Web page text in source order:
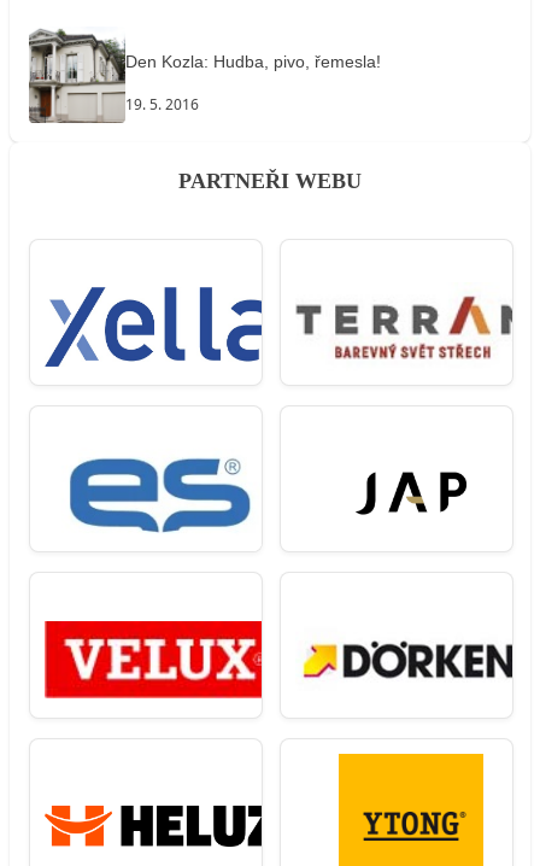
Den Kozla: Hudba, pivo, řemesla!
19. 5. 2016
PARTNEŘI WEBU